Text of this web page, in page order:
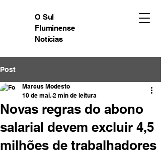
O Sul
Fluminense
Notícias
Post
Novas regras do abono
salarial devem excluir 4,5
milhões de trabalhadores
Marcus Modesto
10 de mai. 2 min de leitura